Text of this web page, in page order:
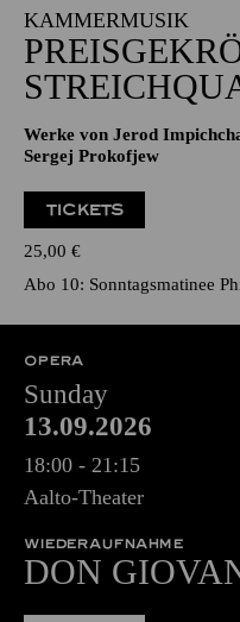
KAMMERMUSIK
Werke von Jerod
Sergej Prokofjew
TICKETS
25,00 €
Abo 10: Sonntagsmatinee
OPERA
Sunday
13.09.2026
18:00 - 21:15
Aalto-Theater
WIEDERAUFNAHME
DON